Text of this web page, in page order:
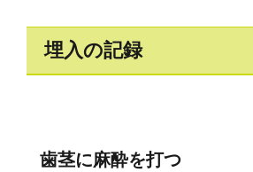
埋入の記録
歯茎に麻酔を打つ